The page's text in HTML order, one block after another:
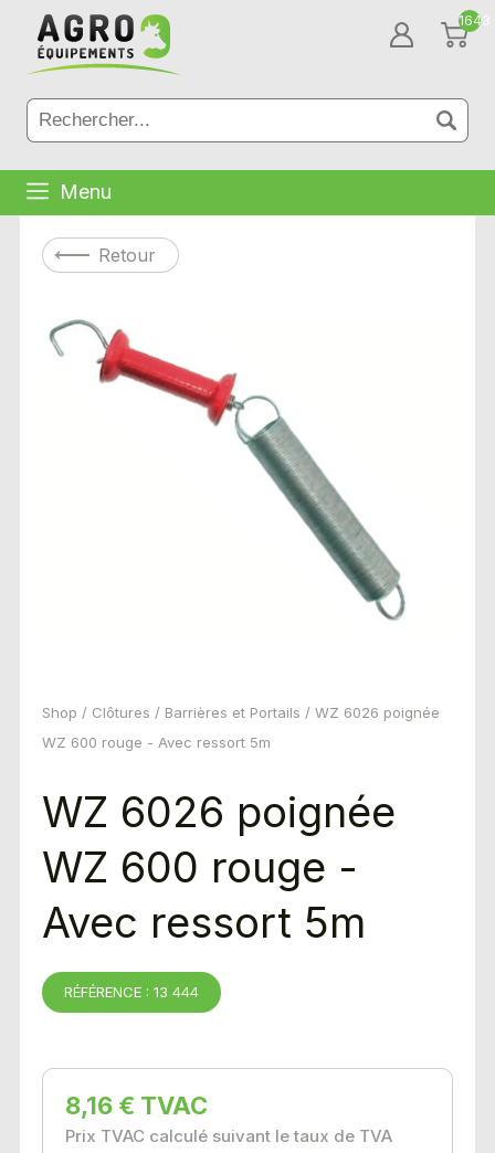
1643
Menu
Retour
Shop / Clôtures / Barrières et Portails / WZ 6026 poignée
WZ 600 rouge - Avec ressort 5m
WZ 6026 poignée
WZ 600 rouge -
Avec ressort 5m
RÉFÉRENCE : 13 444
8,16 € TVAC
Prix TVAC calculé suivant le taux de TVA